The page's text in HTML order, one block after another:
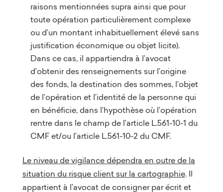
raisons mentionnées supra ainsi que pour
toute opération particulièrement complexe
ou d’un montant inhabituellement élevé sans
justification économique ou objet licite).
Dans ce cas, il appartiendra à l’avocat
d’obtenir des renseignements sur l’origine
des fonds, la destination des sommes, l’objet
de l’opération et l’identité de la personne qui
en bénéficie, dans l’hypothèse où l’opération
rentre dans le champ de l’article L.561-10-1 du
CMF et/ou l’article L.561-10-2 du CMF.
Le niveau de vigilance dépendra en outre de la
situation du risque client sur la cartographie. Il
appartient à l’avocat de consigner par écrit et